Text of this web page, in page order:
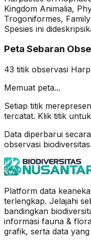
Kingdom Animalia,
Trogoniformes,
Spesies ini
Peta Sebaran
43 titik observasi
Memuat peta...
Setiap titik
tercatat. Klik titik
Data diperbarui
observasi biodiversitas.
Platform data
terlengkap. Jelajahi
bandingkan
informasi fauna &
grafik, serta data